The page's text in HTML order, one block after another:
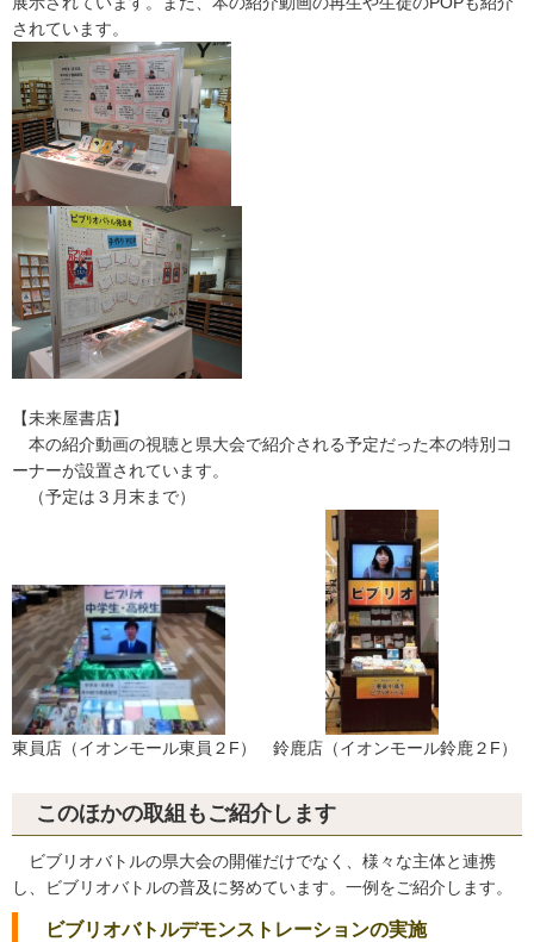
されています。
【未来屋書店】
本の紹介動画の視聴と県大会で紹介される予定だった本の特別コ
ーナーが設置されています。
（予定は３月末まで）
東員店（イオンモール東員２F） 鈴鹿店（イオンモール鈴鹿２F）
このほかの取組もご紹介します
ビブリオバトルの県大会の開催だけでなく、様々な主体と連携
し、ビブリオバトルの普及に努めています。一例をご紹介します。
ビブリオバトルデモンストレーションの実施